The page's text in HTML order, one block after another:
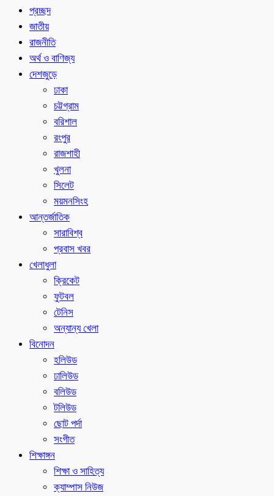
প্রচ্ছদ
জাতীয়
রাজনীতি
অর্থ ও বাণিজ্য
দেশজুড়ে
ঢাকা
চট্টগ্রাম
বরিশাল
রংপুর
রাজশাহী
খুলনা
সিলেট
ময়মনসিংহ
আন্তর্জাতিক
সারাবিশ্ব
প্রবাস খবর
খেলাধুলা
ক্রিকেট
ফুটবল
টেনিস
অন্যান্য খেলা
বিনোদন
হলিউড
ঢালিউড
বলিউড
টলিউড
ছোট পর্দা
সংগীত
শিক্ষাঙ্গন
শিক্ষা ও সাহিত্য
ক্যাম্পাস নিউজ